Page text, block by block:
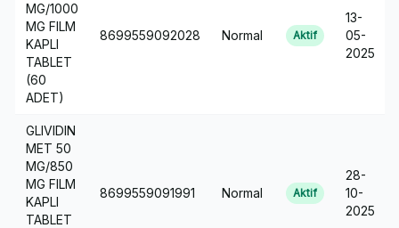
MG/1000
MG FILM
KAPLI
TABLET
(60
ADET)
8699559092028 Normal Aktif
13-
05-
2025
GLIVIDIN
MET 50
MG/850
MG FILM
KAPLI
TABLET
8699559091991 Normal Aktif
28-
10-
2025